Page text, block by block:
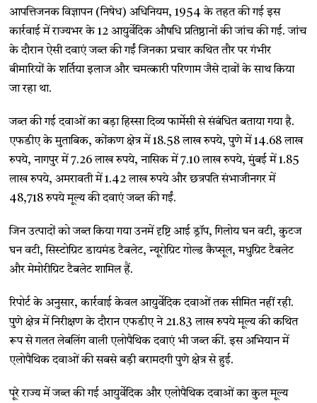
आपत्तिजनक विज्ञापन (निषेध) अधिनियम, 1954 के तहत की गई इस
कार्रवाई में राज्यभर के 12 आयुर्वेदिक औषधि प्रतिष्ठानों की जांच की गई. जांच
के दौरान ऐसी दवाएं जब्त की गईं जिनका प्रचार कथित तौर पर गंभीर
बीमारियों के शर्तिया इलाज और चमत्कारी परिणाम जैसे दावों के साथ किया
जा रहा था.
जब्त की गई दवाओं का बड़ा हिस्सा दिव्य फार्मेसी से संबंधित बताया गया है.
एफडीए के मुताबिक, कोंकण क्षेत्र में 18.58 लाख रुपये, पुणे में 14.68 लाख
रुपये, नागपुर में 7.26 लाख रुपये, नासिक में 7.10 लाख रुपये, मुंबई में 1.85
लाख रुपये, अमरावती में 1.42 लाख रुपये और छत्रपति संभाजीनगर में
48,718 रुपये मूल्य की दवाएं जब्त की गईं.
जिन उत्पादों को जब्त किया गया उनमें दृष्टि आई ड्रॉप, गिलोय घन वटी, कुटज
घन वटी, सिस्टोग्रिट डायमंड टैबलेट, न्यूरोग्रिट गोल्ड कैप्सूल, मधुग्रिट टैबलेट
और मेमोरीग्रिट टैबलेट शामिल हैं.
रिपोर्ट के अनुसार, कार्रवाई केवल आयुर्वेदिक दवाओं तक सीमित नहीं रही.
पुणे क्षेत्र में निरीक्षण के दौरान एफडीए ने 21.83 लाख रुपये मूल्य की कथित
रूप से गलत लेबलिंग वाली एलोपैथिक दवाएं भी जब्त कीं. इस अभियान में
एलोपैथिक दवाओं की सबसे बड़ी बरामदगी पुणे क्षेत्र से हुई.
पूरे राज्य में जब्त की गई आयुर्वेदिक और एलोपैथिक दवाओं का कुल मूल्य